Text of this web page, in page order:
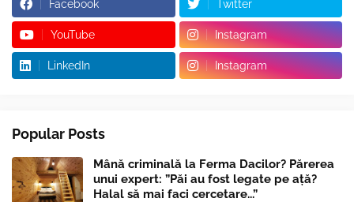
Facebook Twitter
YouTube Instagram
LinkedIn Instagram
Popular Posts
Mână criminală la Ferma Dacilor? Părerea
unui expert: ”Păi au fost legate pe ață?
Halal să mai faci cercetare...”